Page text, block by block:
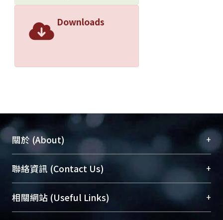
Downloads
關於 (About) +
臺大位居世界頂尖大學之列，為永久珍藏及向國際
展現本校豐碩的研究成果及學術能量，圖書館整合
機構典藏（NTUR）與學術庫（AH）不同功能平
台，成為臺大學術典藏NTU scholars。期能整合研
聯絡資訊 (Contact Us) +
總館學科館員(Main Library)
醫學圖書館學科館員(Medical Library)
相關網站 (Useful Links) +